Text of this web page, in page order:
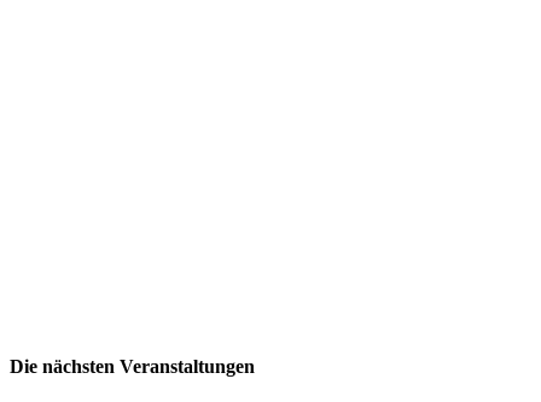
Die nächsten Veranstaltungen